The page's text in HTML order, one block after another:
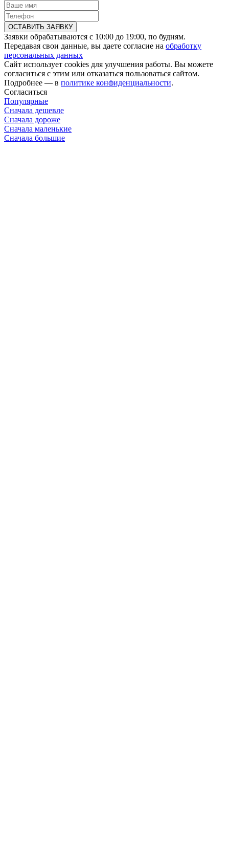
ОСТАВИТЬ ЗАЯВКУ
Заявки обрабатываются с 10:00 до 19:00, по будням.
Передавая свои данные, вы даете согласие на обработку
персональных данных
Сайт использует cookies для улучшения работы. Вы можете
согласиться с этим или отказаться пользоваться сайтом.
Подробнее — в политике конфиденциальности.
Согласиться
Популярные
Сначала дешевле
Сначала дороже
Сначала маленькие
Сначала большие